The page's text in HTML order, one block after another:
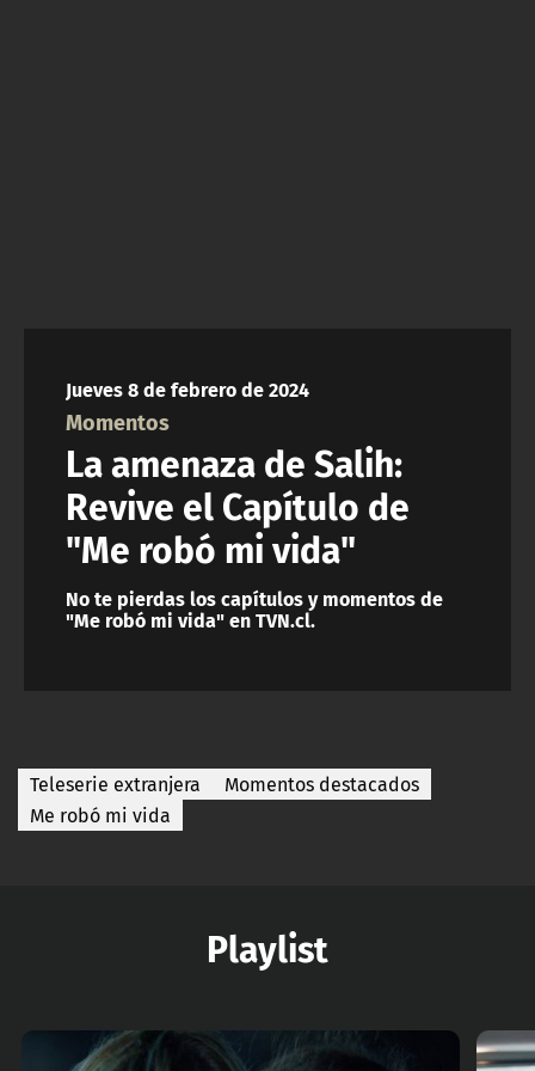
Jueves 8 de febrero de 2024
Momentos
La amenaza de Salih:
Revive el Capítulo de
"Me robó mi vida"
No te pierdas los capítulos y momentos de
"Me robó mi vida" en TVN.cl.
Teleserie extranjera
Momentos destacados
Me robó mi vida
Playlist